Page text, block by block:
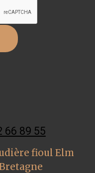
66 89 55
fioul Elm